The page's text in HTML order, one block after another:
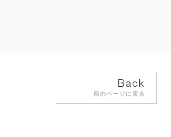
Back
前のページに戻る